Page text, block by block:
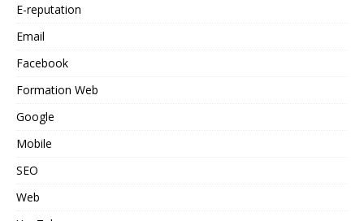
E-reputation
Email
Facebook
Formation Web
Google
Mobile
SEO
Web